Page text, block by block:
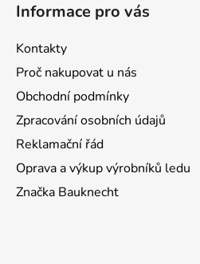
Informace pro vás
Kontakty
Proč nakupovat u nás
Obchodní podmínky
Zpracování osobních údajů
Reklamační řád
Oprava a výkup výrobníků ledu
Značka Bauknecht